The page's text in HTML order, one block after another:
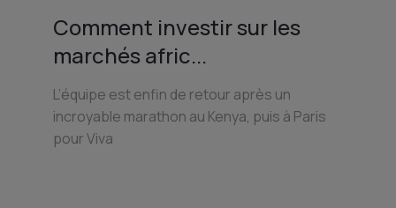
Comment investir sur les
marchés afric...
L’équipe est enfin de retour après un
incroyable marathon au Kenya, puis à Paris
pour Viva